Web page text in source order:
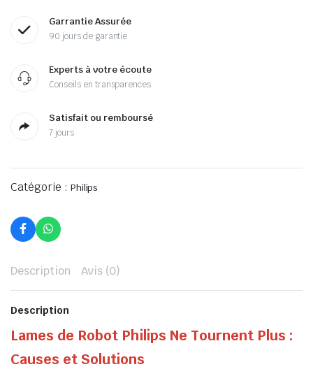
Garrantie Assurée
90 jours de garantie
Experts à votre écoute
Conseils en transparences
Satisfait ou remboursé
7 jours
Catégorie : Philips
Description Avis (0)
Description
Lames de Robot Philips Ne Tournent Plus :
Causes et Solutions